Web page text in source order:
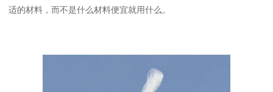
适的材料，而不是什么材料便宜就用什么。